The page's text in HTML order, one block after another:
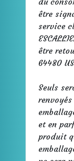
être
service
être
64480
Seuls
et en
produit